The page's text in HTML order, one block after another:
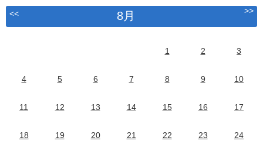
<< 8月 >>
1 2 3
4 5 6 7 8 9 10
11 12 13 14 15 16 17
18 19 20 21 22 23 24